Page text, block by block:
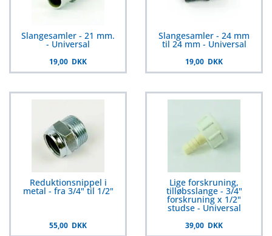
Slangesamler - 21 mm.
- Universal
19,00 DKK
Slangesamler - 24 mm
til 24 mm - Universal
19,00 DKK
Reduktionsnippel i
metal - fra 3/4" til 1/2"
55,00 DKK
Lige forskruning,
tilløbsslange - 3/4"
forskruning x 1/2"
studse - Universal
39,00 DKK